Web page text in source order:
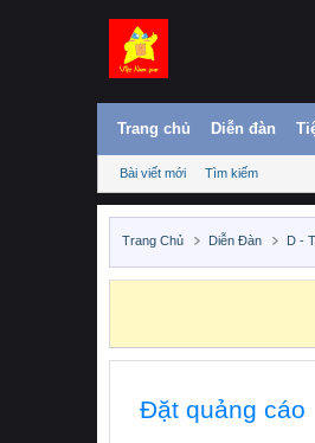
Trang chủ Diễn đàn
Bài viết mới Tìm kiếm
Trang Chủ Diễn Đàn D -
Đặt quảng cáo